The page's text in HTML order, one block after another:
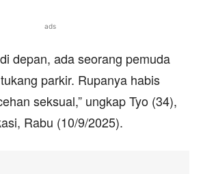
ads
depan, ada seorang pemuda
parkir. Rupanya habis
seksual,” ungkap Tyo (34),
Rabu (10/9/2025).